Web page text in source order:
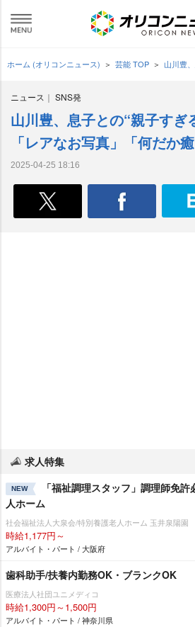
ホーム (オリコンニュース) 芸能 TOP 山川豊
ニュース SNS発
山川豊、息子との“親子すぎ
「レアなお写真」「何だか
2025-04-25 18:16
求人特集
NEW
「福祉調理スタッフ」調理師免
人ホーム
社会福祉法人大泉会/特別養護老人ホーム 玉井泉陽園
時給1,177円～
アルバイト・パート / 大阪府
歯科助手/扶養内勤務OK・ブランクOK
医療法人社団ユニメディコ
時給1,300円～1,500円
アルバイト・パート / 神奈川県